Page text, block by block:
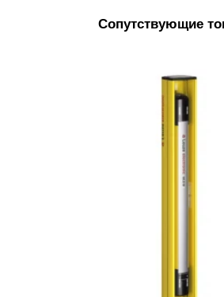
Сопутствующие